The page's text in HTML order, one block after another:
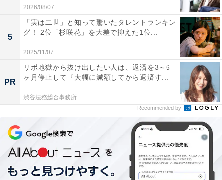
水道代（2カ月での請求額）：8000円
通信費：1万円
車：ガソリン代1万円、駐車場代1万3000円、保険年3万
5000円
現在行っている家計のやりくりのポイントを聞くと、
「隙間時間を利用したポイ活やクラウドソーシングでお
小遣い稼ぎをしています。支払いは可能な限りキャッシ
ュレス化し、ポイントを貯める工夫をしています。
（PayPayなど）」と教えてくれました。
今後について、「住宅ローンの負担が大きいですが、ラ
イフスタイルが変われば今のマンションを売却して、親
2026/08/07
5
「実は二世」と知って驚いたタレントランキン
グ！ 2位「杉咲花」を大差で抑えた1位...
2025/11/07
PR
リボ地獄から抜け出したい人は、返済を3～6
ヶ月停止して『大幅に減額してから返済す...
渋谷法務総合事務所
Recommended by